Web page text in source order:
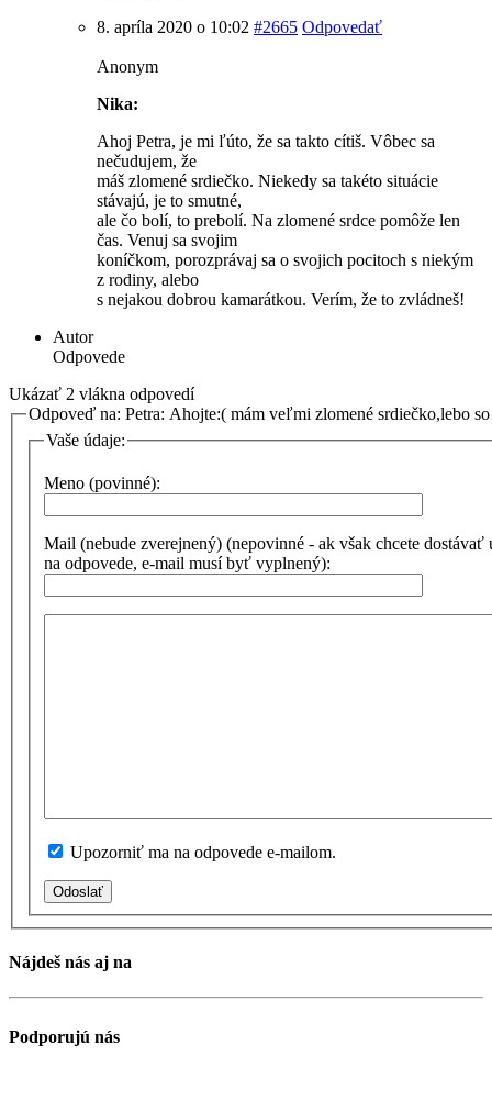
8. apríla 2020 o 10:02 #2665 Odpovedať
Anonym
Nika:
Ahoj Petra, je mi ľúto, že sa takto cítiš. Vôbec sa
nečudujem, že
máš zlomené srdiečko. Niekedy sa takéto situácie
stávajú, je to smutné,
ale čo bolí, to prebolí. Na zlomené srdce pomôže len
čas. Venuj sa svojim
koníčkom, porozprávaj sa o svojich pocitoch s niekým
z rodiny, alebo
s nejakou dobrou kamarátkou. Verím, že to zvládneš!
Autor
Odpovede
Ukázať 2 vlákna odpovedí
Odpoveď na: Petra: Ahojte:( mám veľmi zlomené srdiečko,lebo
Vaše údaje:
Meno (povinné):
Mail (nebude zverejnený) (nepovinné - ak však chcete dostávať
na odpovede, e-mail musí byť vyplnený):
Upozorniť ma na odpovede e-mailom.
Odoslať
Nájdeš nás aj na
Podporujú nás